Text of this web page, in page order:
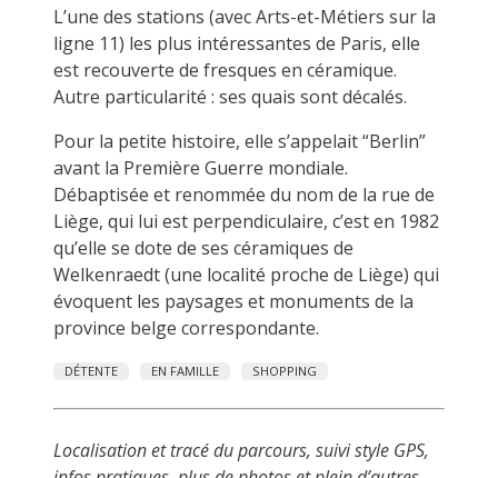
L’une des stations (avec Arts-et-Métiers sur la
ligne 11) les plus intéressantes de Paris, elle
est recouverte de fresques en céramique.
Autre particularité : ses quais sont décalés.
Pour la petite histoire, elle s’appelait “Berlin”
avant la Première Guerre mondiale.
Débaptisée et renommée du nom de la rue de
Liège, qui lui est perpendiculaire, c’est en 1982
qu’elle se dote de ses céramiques de
Welkenraedt (une localité proche de Liège) qui
évoquent les paysages et monuments de la
province belge correspondante.
DÉTENTE EN FAMILLE SHOPPING
Localisation et tracé du parcours, suivi style GPS,